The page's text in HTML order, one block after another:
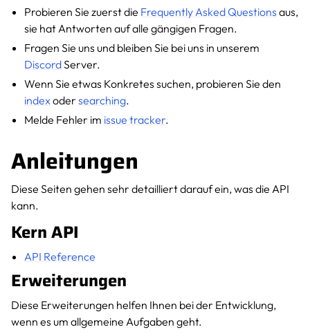
Probieren Sie zuerst die Frequently Asked Questions aus,
sie hat Antworten auf alle gängigen Fragen.
Fragen Sie uns und bleiben Sie bei uns in unserem
DiscordServer.
Wenn Sie etwas Konkretes suchen, probieren Sie den
indexodersearching.
Melde Fehler im issue tracker.
Anleitungen
Diese Seiten gehen sehr detailliert darauf ein, was die API
kann.
Kern API
API Reference
Erweiterungen
Diese Erweiterungen helfen Ihnen bei der Entwicklung,
wenn es um allgemeine Aufgaben geht.